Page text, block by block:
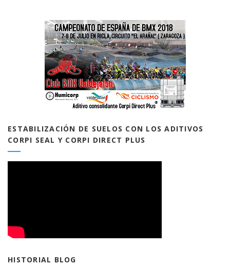
ESTABILIZACIÓN DE SUELOS CON LOS ADITIVOS
CORPI SEAL Y CORPI DIRECT PLUS
HISTORIAL BLOG